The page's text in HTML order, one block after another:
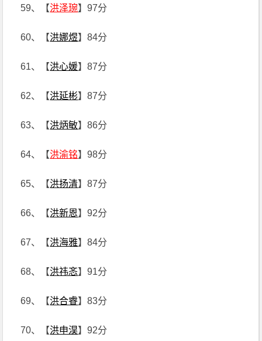
59、【洪泽琬】97分
60、【洪娜煜】84分
61、【洪心媛】87分
62、【洪延彬】87分
63、【洪炳敏】86分
64、【洪渝铭】98分
65、【洪扬清】87分
66、【洪新恩】92分
67、【洪海雅】84分
68、【洪祎忞】91分
69、【洪合睿】83分
70、【洪申淏】92分